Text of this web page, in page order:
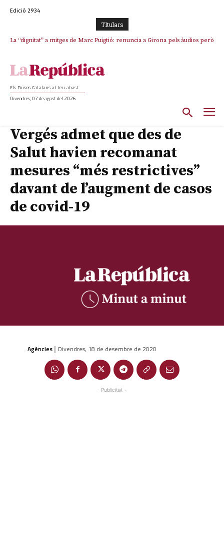
Edició 2934
TItulars
La “dignitat” a mitges de Marc Puigtió: renuncia a Girona pels àudios però
Els Països Catalans al teu abast
Divendres, 07 de agost del 2026
Vergés admet que des de
Salut havien recomanat
mesures “més restrictives”
davant de l’augment de casos
de covid-19
Agències | Divendres, 18 de desembre de 2020
- Publicitat -